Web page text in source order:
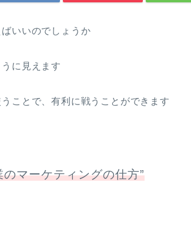
いいのでしょうか
に見えます
ことで、有利に戦うことができます
マーケティングの仕方”